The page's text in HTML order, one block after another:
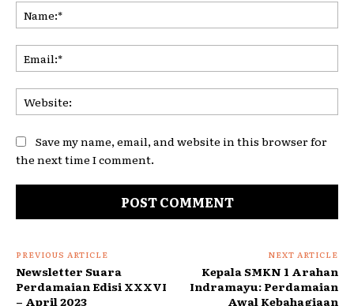
Save my name, email, and website in this browser for
the next time I comment.
PREVIOUS ARTICLE
Newsletter Suara
Perdamaian Edisi XXXVI
– April 2023
NEXT ARTICLE
Kepala SMKN 1 Arahan
Indramayu: Perdamaian
Awal Kebahagiaan